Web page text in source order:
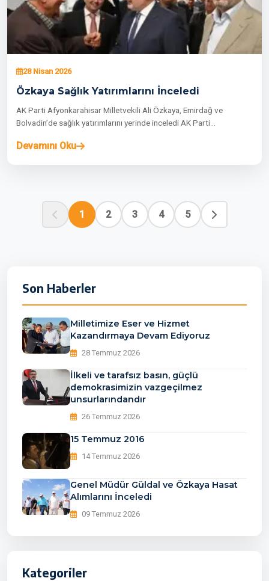
28 Nisan 2026
Özkaya Sağlık Yatırımlarını İnceledi
AK Parti Afyonkarahisar Milletvekili Ali Özkaya, Emirdağ ve
Bolvadin’de sağlık yatırımlarını yerinde inceledi AK Parti…
Devamını Oku
1 2 3 4 5
Son Haberler
Milletimize Eser ve Hizmet
Kazandırmaya Devam Ediyoruz
28 Temmuz 2026
İlkeli ve tarafsız basın, güçlü
demokrasimizin vazgeçilmez
unsurlarındandır
26 Temmuz 2026
15 Temmuz 2016
14 Temmuz 2026
Genel Müdür Güldal ve Özkaya Hasat
Alımlarını İnceledi
09 Temmuz 2026
Kategoriler